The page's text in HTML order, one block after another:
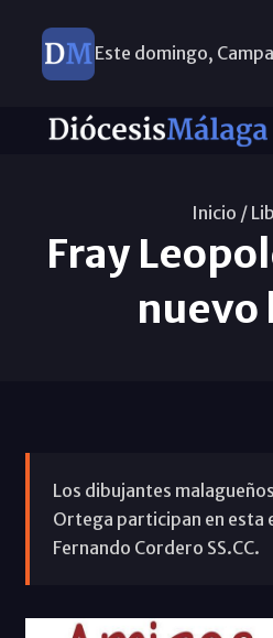
Este domingo,
Inicio /
Fray
nuevo
Los dibujantes
Ortega participan en esta
Fernando Cordero SS.CC.